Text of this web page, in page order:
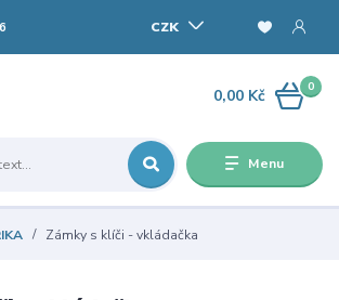
Menu
CZK
0
0,00 Kč
Zámky s klíči - vkládačka